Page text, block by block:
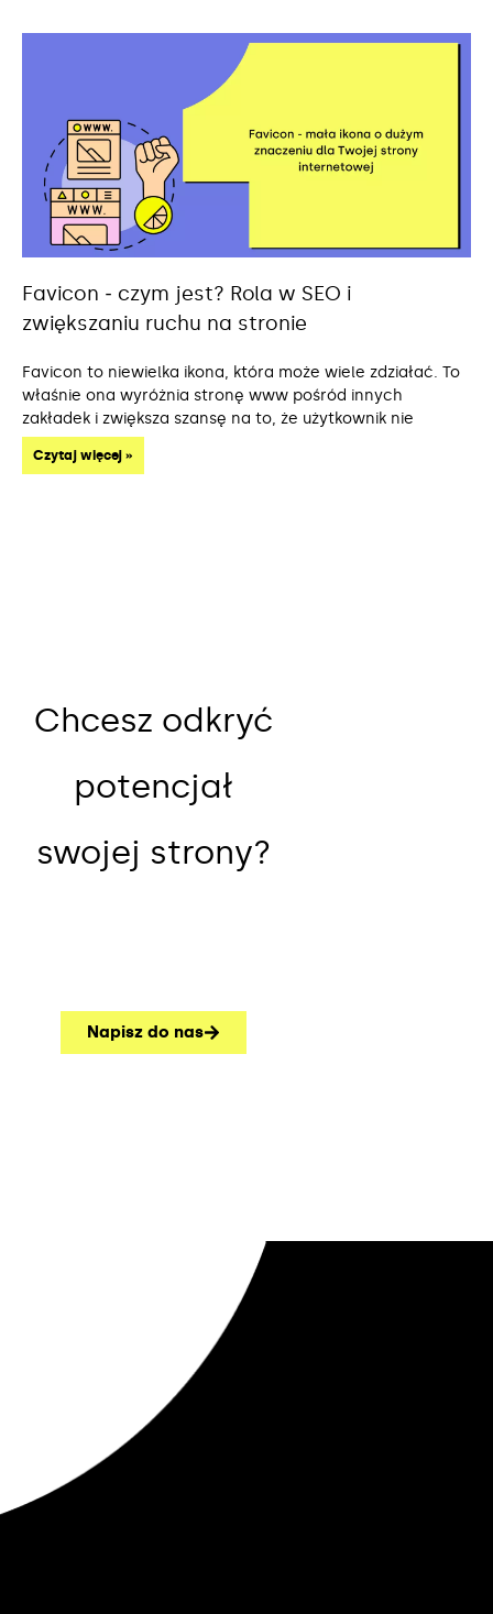
Favicon ‒ czym jest? Rola w SEO i
zwiększaniu ruchu na stronie
Favicon to niewielka ikona, która może wiele zdziałać. To
właśnie ona wyróżnia stronę www pośród innych
zakładek i zwiększa szansę na to, że użytkownik nie
Czytaj więcej »
Chcesz odkryć
potencjał
swojej strony?
Napisz do nas